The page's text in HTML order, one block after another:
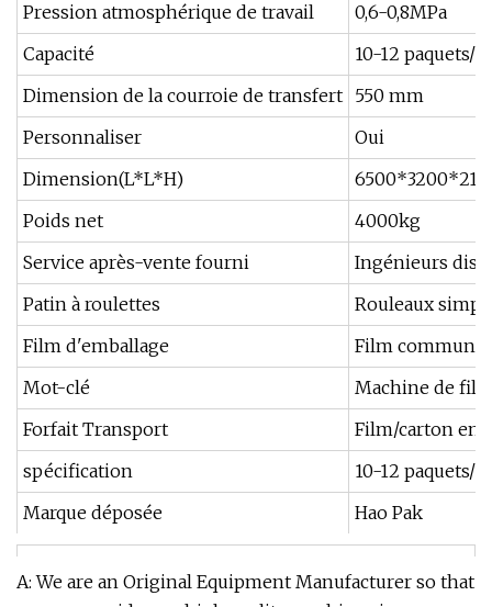
Pression atmosphérique de travail
0,6-0,8MPa
Capacité
10-12 paquets/
Dimension de la courroie de transfert 550 mm
Personnaliser
Oui
Dimension(L*L*H)
Poids net
4000kg
Service après-vente fourni
Ingénieurs
Patin à roulettes
Rouleaux
Film d'emballage
Film commun
Mot-clé
Machine de
Forfait Transport
Film/carton en
spécification
10-12 paquets/
Marque déposée
Hao Pak
A: We are an Original Equipment Manufacturer so that